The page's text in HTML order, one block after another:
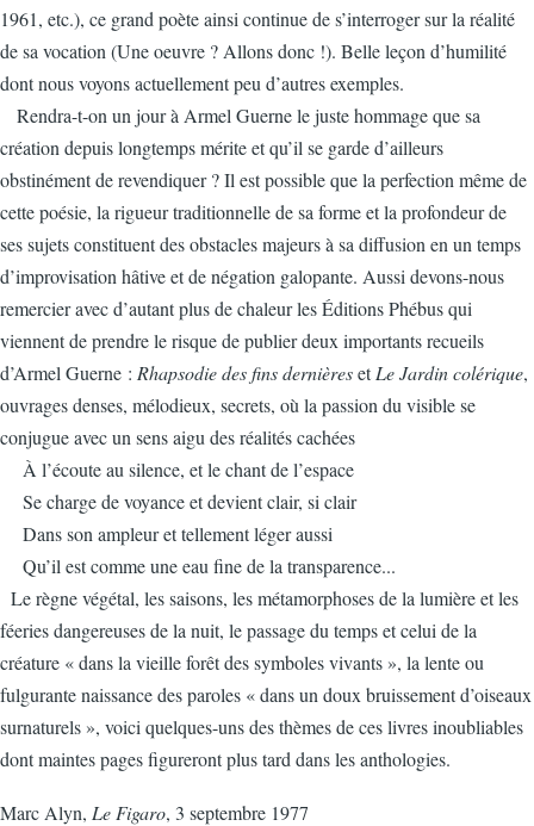
1961, etc.), ce grand poète ainsi continue de s’interroger sur la réalité
de sa vocation (Une oeuvre ? Allons donc !). Belle leçon d’humilité
dont nous voyons actuellement peu d’autres exemples.
Rendra-t-on un jour à Armel Guerne le juste hommage que sa
création depuis longtemps mérite et qu’il se garde d’ailleurs
obstinément de revendiquer ? Il est possible que la perfection même de
cette poésie, la rigueur traditionnelle de sa forme et la profondeur de
ses sujets constituent des obstacles majeurs à sa diffusion en un temps
d’improvisation hâtive et de négation galopante. Aussi devons-nous
remercier avec d’autant plus de chaleur les Éditions Phébus qui
viennent de prendre le risque de publier deux importants recueils
d’Armel Guerne : Rhapsodie des fins dernièresetLe Jardin colérique,
ouvrages denses, mélodieux, secrets, où la passion du visible se
conjugue avec un sens aigu des réalités cachées
À l’écoute au silence, et le chant de l’espace
Se charge de voyance et devient clair, si clair
Dans son ampleur et tellement léger aussi
Qu’il est comme une eau fine de la transparence...
Le règne végétal, les saisons, les métamorphoses de la lumière et les
féeries dangereuses de la nuit, le passage du temps et celui de la
créature « dans la vieille forêt des symboles vivants », la lente ou
fulgurante naissance des paroles « dans un doux bruissement d’oiseaux
surnaturels », voici quelques-uns des thèmes de ces livres inoubliables
dont maintes pages figureront plus tard dans les anthologies.
Marc Alyn, Le Figaro, 3 septembre 1977